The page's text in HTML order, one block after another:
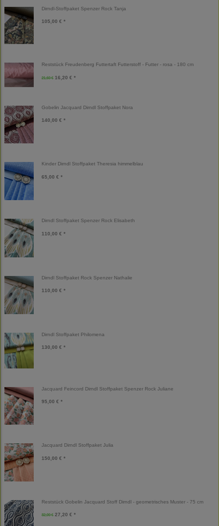
Dirndl-Stoffpaket Spenzer Rock Tanja
105,00 € *
Reststück Freudenberg Futtertaft Futterstoff - Futter - rosa - 180 cm
21,60 € 16,20 € *
Gobelin Jacquard Dirndl Stoffpaket Nora
140,00 € *
Kinder Dirndl Stoffpaket Theresia himmelblau
65,00 € *
Dirndl Stoffpaket Spenzer Rock Elisabeth
110,00 € *
Dirndl Stoffpaket Rock Spenzer Nathalie
110,00 € *
Dirndl Stoffpaket Philomena
130,00 € *
Jacquard Feincord Dirndl Stoffpaket Spenzer Rock Juliane
95,00 € *
Jacquard Dirndl Stoffpaket Julia
150,00 € *
Reststück Gobelin Jacquard Stoff Dirndl - geometrisches Muster - 75 cm
32,00 € 27,20 € *